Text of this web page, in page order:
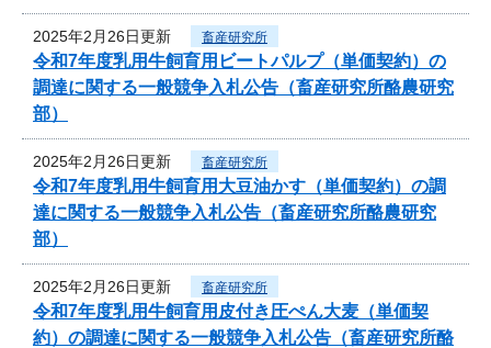
2025年2月26日更新 畜産研究所
令和7年度乳用牛飼育用ビートパルプ（単価契約）の
調達に関する一般競争入札公告（畜産研究所酪農研究
部）
2025年2月26日更新 畜産研究所
令和7年度乳用牛飼育用大豆油かす（単価契約）の調
達に関する一般競争入札公告（畜産研究所酪農研究
部）
2025年2月26日更新 畜産研究所
令和7年度乳用牛飼育用皮付き圧ぺん大麦（単価契
約）の調達に関する一般競争入札公告（畜産研究所酪